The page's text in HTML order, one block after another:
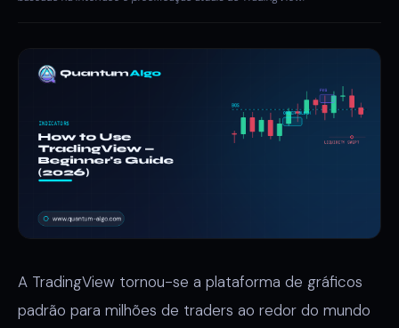
A TradingView tornou-se a plataforma de gráficos
padrão para milhões de traders ao redor do mundo